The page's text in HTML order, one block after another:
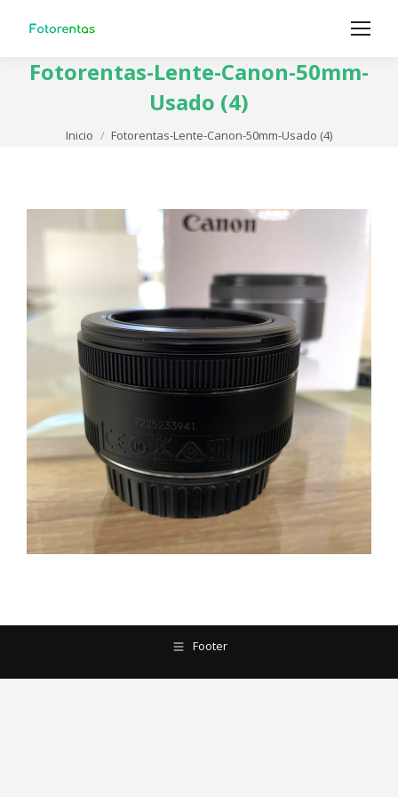
Fotorentas-Lente-Canon-50mm-
Usado (4)
Estás aquí:
Inicio Fotorentas-Lente-Canon-50mm-Usado (4)
Footer